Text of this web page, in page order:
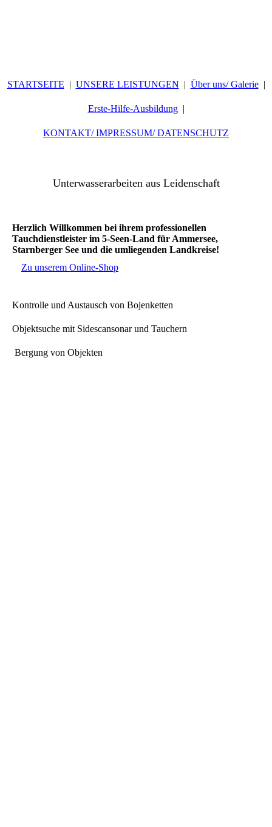
STARTSEITE UNSERE LEISTUNGEN Über uns/ Galerie
Erste-Hilfe-Ausbildung
KONTAKT/ IMPRESSUM/ DATENSCHUTZ
Unterwasserarbeiten aus Leidenschaft
Herzlich Willkommen bei ihrem professionellen
Tauchdienstleister im 5-Seen-Land für Ammersee,
Starnberger See und die umliegenden Landkreise!
Zu unserem Online-Shop
Kontrolle und Austausch von Bojenketten
Objektsuche mit Sidescansonar und Tauchern
Bergung von Objekten